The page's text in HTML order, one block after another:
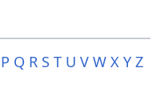
P Q R S T U V W X Y Z